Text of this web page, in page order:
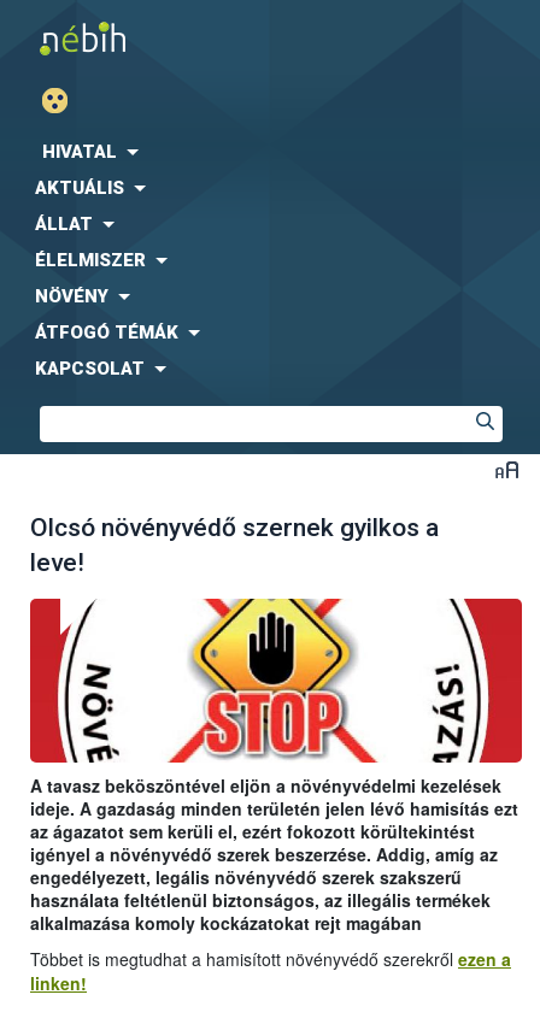
HIVATAL
AKTUÁLIS
ÁLLAT
ÉLELMISZER
NÖVÉNY
ÁTFOGÓ TÉMÁK
KAPCSOLAT
Olcsó növényvédő szernek gyilkos a
leve!
A tavasz beköszöntével eljön a növényvédelmi kezelések
ideje. A gazdaság minden területén jelen lévő hamisítás ezt
az ágazatot sem kerüli el, ezért fokozott körültekintést
igényel a növényvédő szerek beszerzése. Addig, amíg az
engedélyezett, legális növényvédő szerek szakszerű
használata feltétlenül biztonságos, az illegális termékek
alkalmazása komoly kockázatokat rejt magában
Többet is megtudhat a hamisított növényvédő szerekről ezen a
linken!